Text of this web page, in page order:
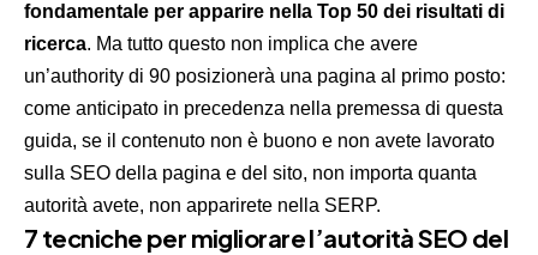
fondamentale per apparire nella Top 50 dei risultati di
ricerca. Ma tutto questo non implica che avere
un’authority di 90 posizionerà una pagina al primo posto:
come anticipato in precedenza nella premessa di questa
guida, se il contenuto non è buono e non avete lavorato
sulla SEO della pagina e del sito, non importa quanta
autorità avete, non apparirete nella SERP.
7 tecniche per migliorare l’autorità SEO del